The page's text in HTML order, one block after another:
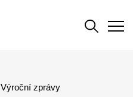
Výroční zprávy